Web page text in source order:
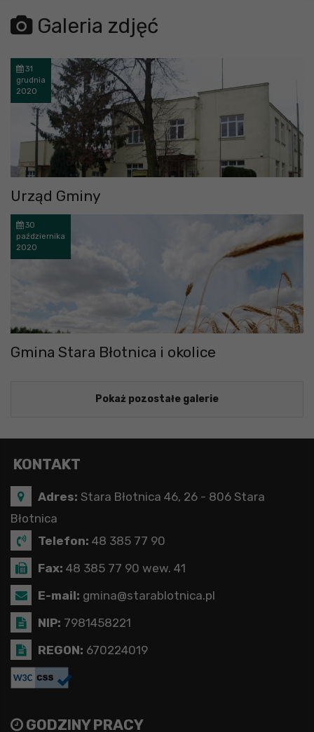
error getting json:
Galeria zdjęć
31
grudnia
2020
Urząd Gminy
30
października
2020
Gmina Stara Błotnica i okolice
Pokaż pozostałe galerie
KONTAKT
Adres: Stara Błotnica 46, 26 - 806 Stara
Błotnica
Telefon: 48 385 77 90
Fax: 48 385 77 90 wew. 41
E-mail: gmina@starablotnica.pl
NIP: 7981458221
REGON: 670224019
GODZINY PRACY